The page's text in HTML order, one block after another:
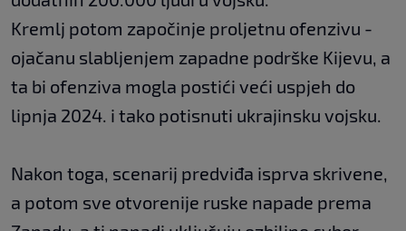
Kremlj potom započinje proljetnu ofenzivu -
ojačanu slabljenjem zapadne podrške Kijevu, a
ta bi ofenziva mogla postići veći uspjeh do
lipnja 2024. i tako potisnuti ukrajinsku vojsku.
Nakon toga, scenarij predviđa isprva skrivene,
a potom sve otvorenije ruske napade prema